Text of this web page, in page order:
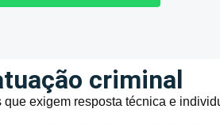
criminal
exigem resposta técnica e